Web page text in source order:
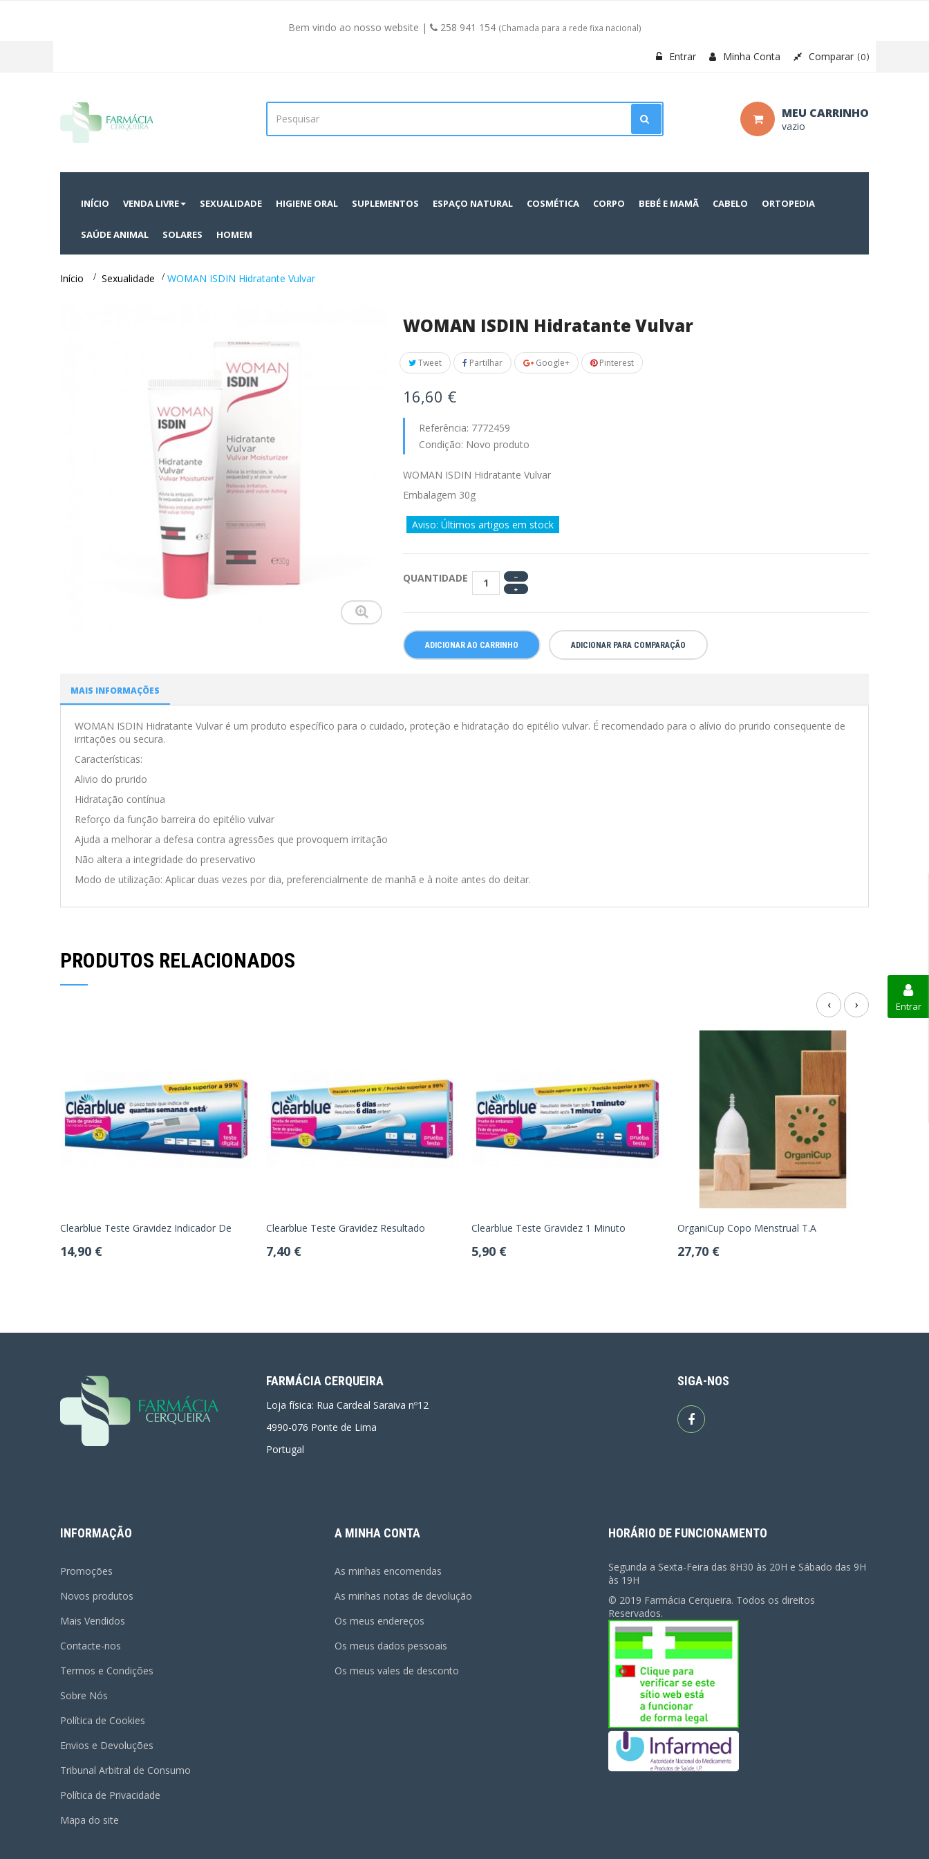
Bem vindo ao nosso website | 258 941 154 (Chamada para a rede fixa nacional)
Entrar Minha Conta Comparar 0
MEU CARRINHO
vazio
INÍCIO VENDA LIVRE SEXUALIDADE HIGIENE ORAL SUPLEMENTOS ESPAÇO NATURAL COSMÉTICA CORPO BEBÉ E MAMÃ CABELO ORTOPEDIA
SAÚDE ANIMAL SOLARES HOMEM
Entrar
Início > Sexualidade > WOMAN ISDIN Hidratante Vulvar
WOMAN ISDIN Hidratante Vulvar
Tweet Partilhar Google+ Pinterest
16,60 €
Referência: 7772459
Condição: Novo produto
WOMAN ISDIN Hidratante Vulvar
Embalagem 30g
Aviso: Últimos artigos em stock
QUANTIDADE
ADICIONAR AO CARRINHO ADICIONAR PARA COMPARAÇÃO
MAIS INFORMAÇÕES
WOMAN ISDIN Hidratante Vulvar é um produto específico para o cuidado, proteção e hidratação do epitélio vulvar. É recomendado para o alívio do prurido consequente de
irritações ou secura.
Características:
Alivio do prurido
Hidratação contínua
Reforço da função barreira do epitélio vulvar
Ajuda a melhorar a defesa contra agressões que provoquem irritação
Não altera a integridade do preservativo
Modo de utilização: Aplicar duas vezes por dia, preferencialmente de manhã e à noite antes do deitar.
PRODUTOS RELACIONADOS
‹ ›
Clearblue Teste Gravidez Indicador De
14,90 €
Clearblue Teste Gravidez Resultado
7,40 €
Clearblue Teste Gravidez 1 Minuto
5,90 €
OrganiCup Copo Menstrual T.A
27,70 €
FARMÁCIA CERQUEIRA
Loja física: Rua Cardeal Saraiva nº12
4990-076 Ponte de Lima
Portugal
SIGA-NOS
INFORMAÇÃO
Promoções
Novos produtos
Mais Vendidos
Contacte-nos
Termos e Condições
Sobre Nós
Política de Cookies
Envios e Devoluções
Tribunal Arbitral de Consumo
Política de Privacidade
Mapa do site
A MINHA CONTA
As minhas encomendas
As minhas notas de devolução
Os meus endereços
Os meus dados pessoais
Os meus vales de desconto
HORÁRIO DE FUNCIONAMENTO
Segunda a Sexta-Feira das 8H30 às 20H e Sábado das 9H
às 19H
© 2019 Farmácia Cerqueira. Todos os direitos
Reservados.